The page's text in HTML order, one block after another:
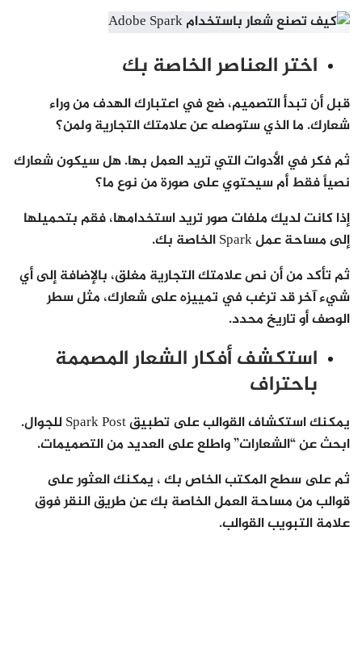
اختر العناصر الخاصة بك
قبل أن تبدأ التصميم، ضع في اعتبارك الهدف من وراء
شعارك. ما الذي ستوصله عن علامتك التجارية ولمن؟
ثم فكر في الأدوات التي تريد العمل بها. هل سيكون شعارك
نصياً فقط أم سيحتوي على صورة من نوع ما؟
إذا كانت لديك ملفات صور تريد استخدامها، فقم بتحميلها
إلى مساحة عمل Spark الخاصة بك.
ثم تأكد من أن نص علامتك التجارية مغلق، بالإضافة إلى أي
شيء آخر قد ترغب في تمييزه على شعارك، مثل سطر
الوصف أو تاريخ محدد.
استكشف أفكار الشعار المصممة
باحتراف
يمكنك استكشاف القوالب على تطبيق Spark Post للجوال.
ابحث عن “الشعارات” واطلع على العديد من التصميمات.
ثم على سطح المكتب الخاص بك ، يمكنك العثور على
قوالب من مساحة العمل الخاصة بك عن طريق النقر فوق
علامة التبويب القوالب.